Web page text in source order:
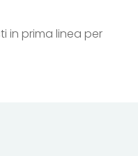
in prima linea per